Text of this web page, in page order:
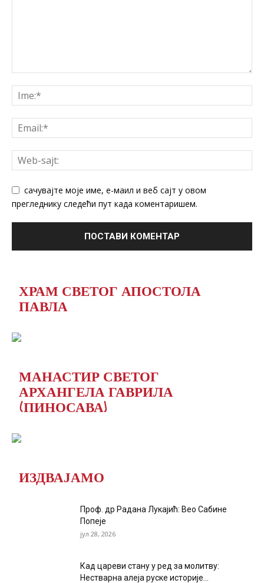
сачувајте моје име, е-маил и веб сајт у овом
прегледнику следећи пут када коментаришем.
ХРАМ СВЕТОГ АПОСТОЛА
ПАВЛА
МАНАСТИР СВЕТОГ
АРХАНГЕЛА ГАВРИЛА
(ПИНОСАВА)
ИЗДВАЈАМО
Проф. др Радана Лукајић: Вео Сабине
Попеје
јул 28, 2026
Кад цареви стану у ред за молитву:
Нестварна алеја руске историје...